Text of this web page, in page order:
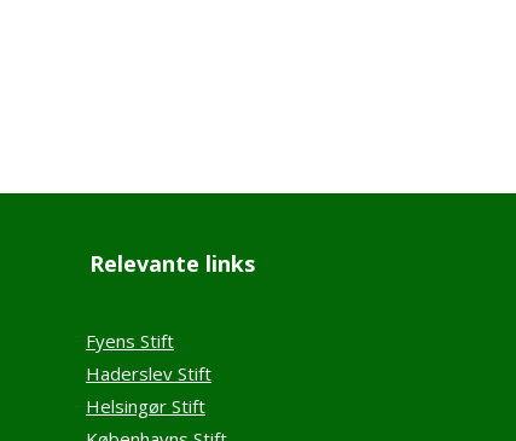
Relevante links
Fyens Stift
Haderslev Stift
Helsingør Stift